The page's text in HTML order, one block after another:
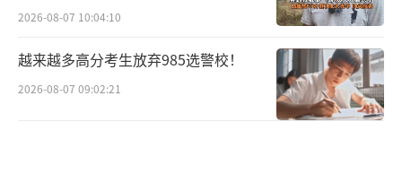
2026-08-07 10:04:10
越来越多高分考生放弃985选警校！
2026-08-07 09:02:21